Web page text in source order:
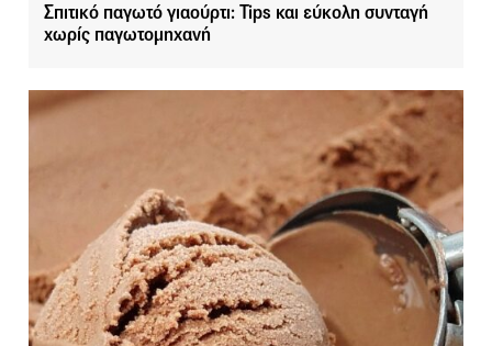
Σπιτικό παγωτό γιαούρτι: Tips και εύκολη συνταγή
χωρίς παγωτομηχανή